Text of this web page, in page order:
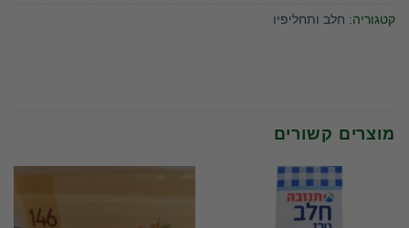
קטגוריה: חלב ותחליפיו
מוצרים קשורים